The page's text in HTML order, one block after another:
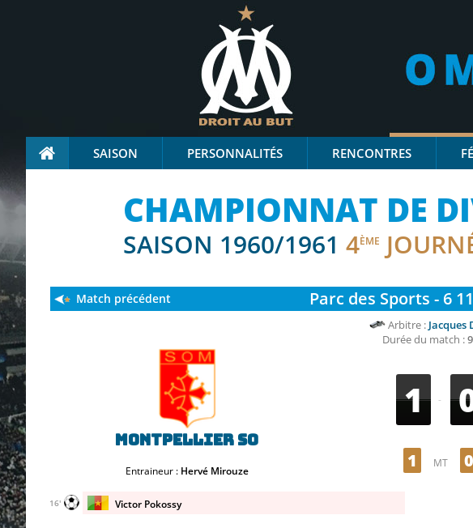
SAISON PERSONNALITÉS RENCONTRES
CHAMPIONNAT DE
SAISON 1960/1961 4ÈME
Parc des Sports - 6
Match précédent
Arbitre : Jacques
Durée du match :
Montpellier SO
Entraineur : Hervé Mirouze
1 -
1 MT 0
Victor Pokossy
16'